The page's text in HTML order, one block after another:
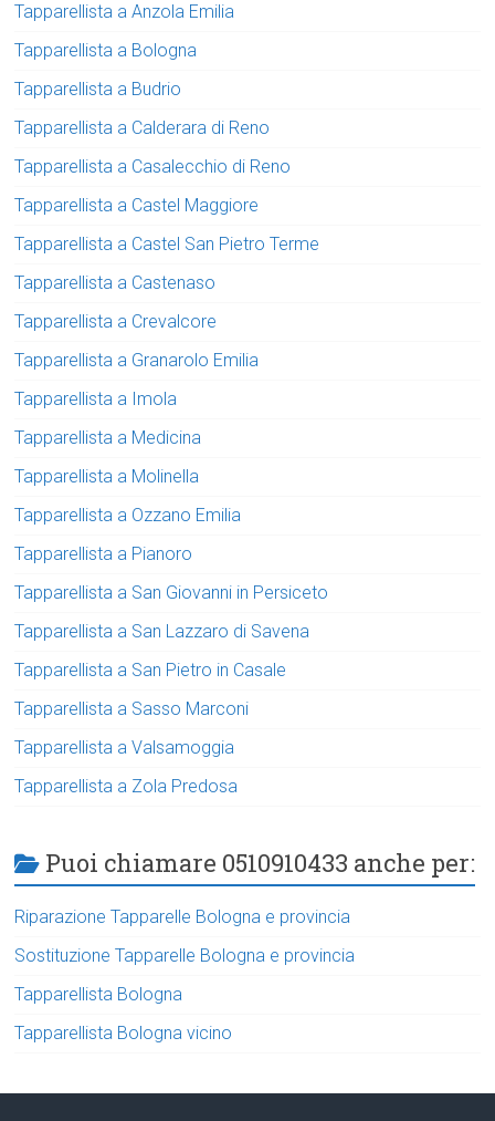
Tapparellista a Anzola Emilia
Tapparellista a Bologna
Tapparellista a Budrio
Tapparellista a Calderara di Reno
Tapparellista a Casalecchio di Reno
Tapparellista a Castel Maggiore
Tapparellista a Castel San Pietro Terme
Tapparellista a Castenaso
Tapparellista a Crevalcore
Tapparellista a Granarolo Emilia
Tapparellista a Imola
Tapparellista a Medicina
Tapparellista a Molinella
Tapparellista a Ozzano Emilia
Tapparellista a Pianoro
Tapparellista a San Giovanni in Persiceto
Tapparellista a San Lazzaro di Savena
Tapparellista a San Pietro in Casale
Tapparellista a Sasso Marconi
Tapparellista a Valsamoggia
Tapparellista a Zola Predosa
Puoi chiamare 0510910433 anche per:
Riparazione Tapparelle Bologna e provincia
Sostituzione Tapparelle Bologna e provincia
Tapparellista Bologna
Tapparellista Bologna vicino